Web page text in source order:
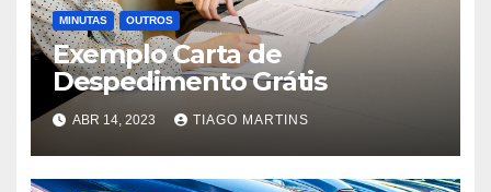
MINUTAS OUTROS
Exemplo Carta de
Despedimento Grátis
ABR 14, 2023 TIAGO MARTINS